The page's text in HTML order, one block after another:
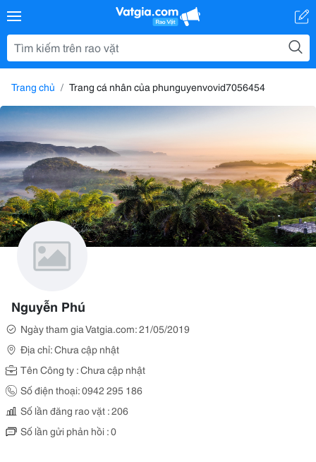
Trang chủ Trang cá nhân của phunguyenvovid7056454
Nguyễn Phú
Ngày tham gia Vatgia.com: 21/05/2019
Địa chỉ: Chưa cập nhật
Tên Công ty : Chưa cập nhật
Số điện thoại: 0942 295 186
Số lần đăng rao vặt : 206
Số lần gửi phản hồi : 0